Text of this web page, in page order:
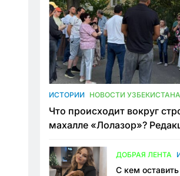
ИСТОРИИ НОВОСТИ УЗБЕКИСТАНА
Что происходит вокруг
махалле «Лолазор»?
конфликта
ДОБРАЯ ЛЕНТА
С кем